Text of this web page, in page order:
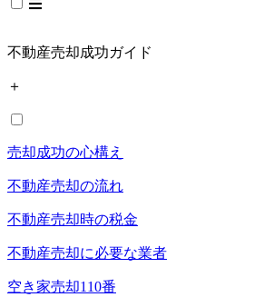
不動産売却成功ガイド
＋
売却成功の心構え
不動産売却の流れ
不動産売却時の税金
不動産売却に必要な業者
空き家売却110番